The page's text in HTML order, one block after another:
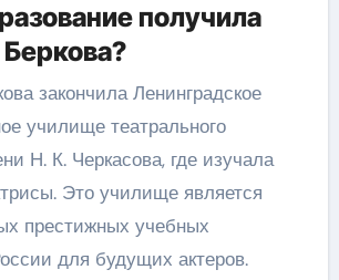
получила
закончила Ленинградское
училище театрального
Н. К. Черкасова, где изучала
Это училище является
престижных учебных
для будущих актеров.